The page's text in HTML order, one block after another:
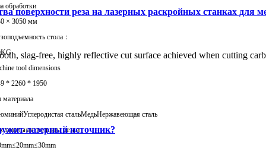
обработки
× 3050 мм
стола：
tool dimensions
* 2260 * 1950
материала
Углеродистая стальМедьНержавеющая сталь
толщина резки
≤20mm≤30mm
поверхности реза на лазерных раскройных станках для
slag-free, highly reflective cut surface achieved when cutting
лазерный источник?